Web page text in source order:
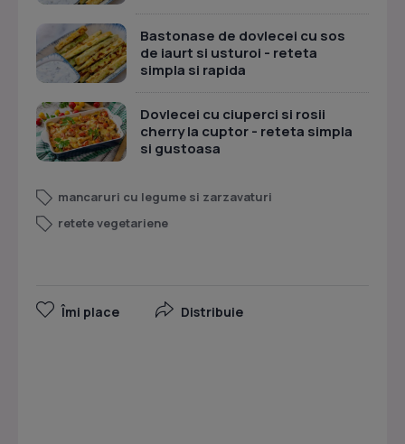
Bastonase de dovlecei cu sos
de iaurt si usturoi - reteta
simpla si rapida
Dovlecei cu ciuperci si rosii
cherry la cuptor - reteta simpla
si gustoasa
mancaruri cu legume si zarzavaturi
retete vegetariene
Îmi place Distribuie